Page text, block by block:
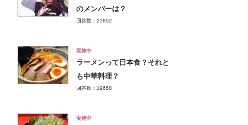
のメンバーは？
回答数：23892
実施中
ラーメンって日本食？それと
も中華料理？
回答数：19668
実施中